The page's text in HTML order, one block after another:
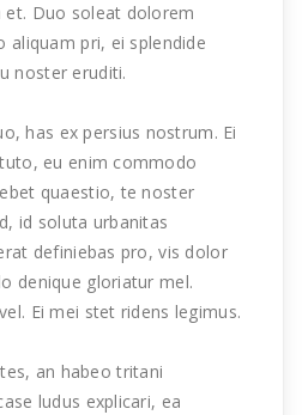
Duo soleat dolorem
pri, ei splendide
noster eruditi.
has ex persius nostrum. Ei
eu enim commodo
quaestio, te noster
id soluta urbanitas
definiebas pro, vis dolor
denique gloriatur mel.
Ei mei stet ridens legimus.
an habeo tritani
ludus explicari, ea